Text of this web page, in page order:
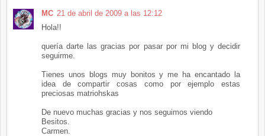
MC 21 de abril de 2009 a las 12:12
Hola!!
quería darte las gracias por pasar por mi blog y decidir
seguirme.
Tienes unos blogs muy bonitos y me ha encantado la
idea de compartir cosas como por ejemplo estas
preciosas matriohskas
De nuevo muchas gracias y nos seguimos viendo
Besitos.
Carmen.